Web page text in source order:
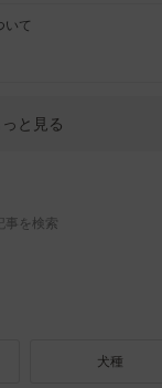
いて
っと見る
事を検索
犬種